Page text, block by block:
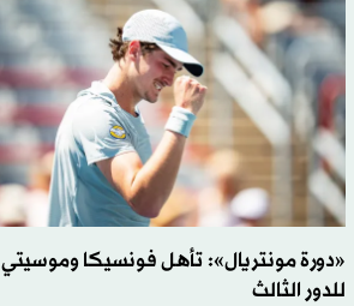
«دورة مونتريال»: تأهل فونسيكا وموسيتي
للدور الثالث